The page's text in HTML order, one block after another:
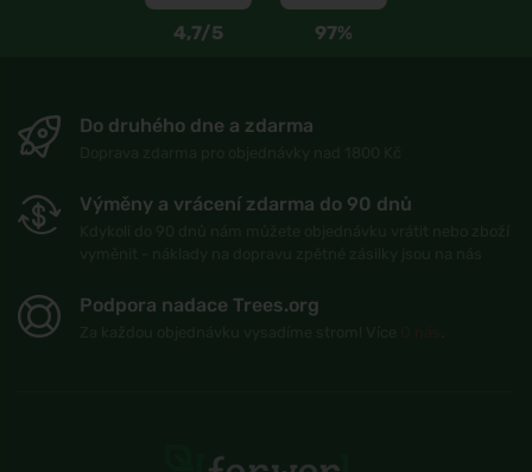
4,7/5 97%
Do druhého dne a zdarma
Výměny a vrácení zdarma do 90 dnů
Podpora nadace Trees.org